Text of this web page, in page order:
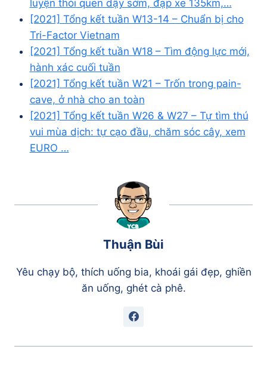
luyện thói quen dậy sớm, đạp xe 135km,…
[2021] Tổng kết tuần W13-14 – Chuẩn bị cho
Tri-Factor Vietnam
[2021] Tổng kết tuần W18 – Tìm động lực mới,
hành xác cuối tuần
[2021] Tổng kết tuần W21 – Trốn trong pain-
cave, ở nhà cho an toàn
[2021] Tổng kết tuần W26 & W27 – Tự tìm thú
vui mùa dịch: tự cạo đầu, chăm sóc cây, xem
EURO …
Thuận Bùi
Yêu chạy bộ, thích uống bia, khoái gái đẹp, ghiền
ăn uống, ghét cà phê.